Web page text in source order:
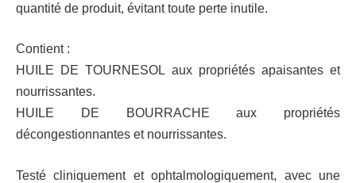
quantité de produit, évitant toute perte inutile.
Contient :
HUILE DE TOURNESOL aux propriétés apaisantes et
nourrissantes.
HUILE DE BOURRACHE aux propriétés
décongestionnantes et nourrissantes.
Testé cliniquement et ophtalmologiquement, avec une